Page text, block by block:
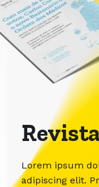
Lorem ipsum
adipiscing elit.